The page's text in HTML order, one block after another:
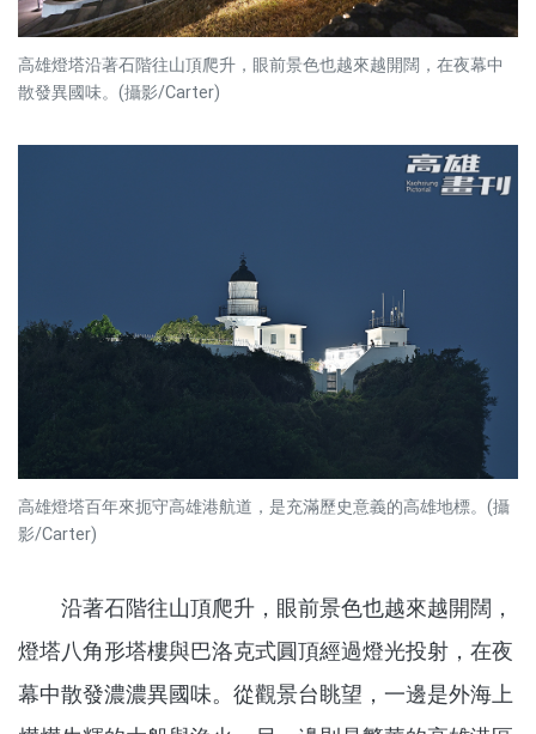
高雄燈塔沿著石階往山頂爬升，眼前景色也越來越開闊，在夜幕中
散發異國味。(攝影/Carter)
高雄燈塔百年來扼守高雄港航道，是充滿歷史意義的高雄地標。(攝
影/Carter)
沿著石階往山頂爬升，眼前景色也越來越開闊，
燈塔八角形塔樓與巴洛克式圓頂經過燈光投射，在夜
幕中散發濃濃異國味。從觀景台眺望，一邊是外海上